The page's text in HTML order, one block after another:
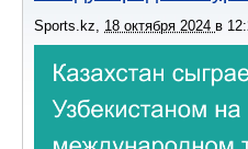
Sports.kz, 18 октября 2024 в